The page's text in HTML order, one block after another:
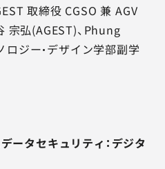
取締役 CGSO 兼 AGV
宗弘(AGEST)、Phung
ジー・デザイン学部副学
ータセキュリティ：デジタ